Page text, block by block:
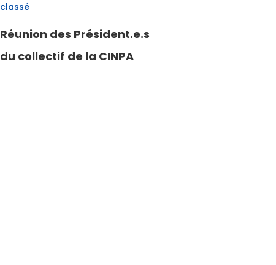
classé
Réunion des Président.e.s
du collectif de la CINPA